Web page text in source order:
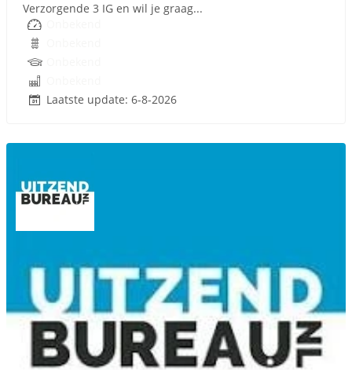
Verzorgende 3 IG en wil je graag...
Laatste update: 6-8-2026